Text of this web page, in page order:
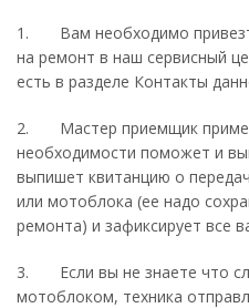
1. Вам необходимо
на ремонт в наш сервисный
есть в разделе Контакты
2. Мастер приемщик
необходимости поможет и
выпишет квитанцию о
или мотоблока (ее надо
ремонта) и зафиксирует все
3. Если вы не знаете что
мотоблоком, техника